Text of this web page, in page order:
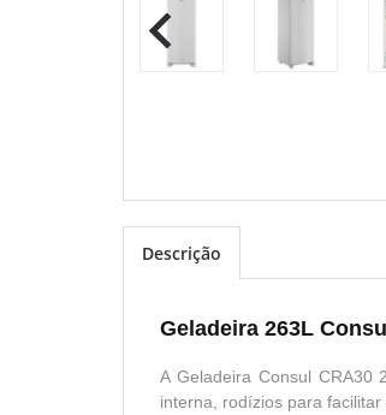
Descrição
Geladeira 263L
A Geladeira Consul CRA30
interna, rodízios para